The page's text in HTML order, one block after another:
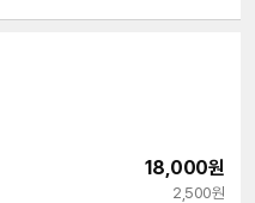
18,000원
2,500원